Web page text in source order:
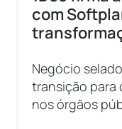
com
Negócio
transição
nos órgãos